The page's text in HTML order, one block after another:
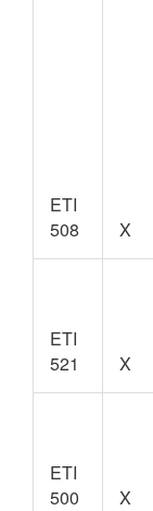
ETI
508
X
ETI
521
X
ETI
500
X